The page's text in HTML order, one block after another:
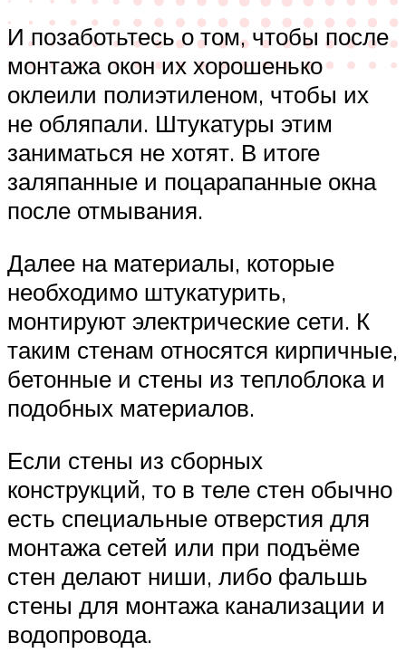
И позаботьтесь о том, чтобы после
монтажа окон их хорошенько
оклеили полиэтиленом, чтобы их
не обляпали. Штукатуры этим
заниматься не хотят. В итоге
заляпанные и поцарапанные окна
после отмывания.
Далее на материалы, которые
необходимо штукатурить,
монтируют электрические сети. К
таким стенам относятся кирпичные,
бетонные и стены из теплоблока и
подобных материалов.
Если стены из сборных
конструкций, то в теле стен обычно
есть специальные отверстия для
монтажа сетей или при подъёме
стен делают ниши, либо фальшь
стены для монтажа канализации и
водопровода.